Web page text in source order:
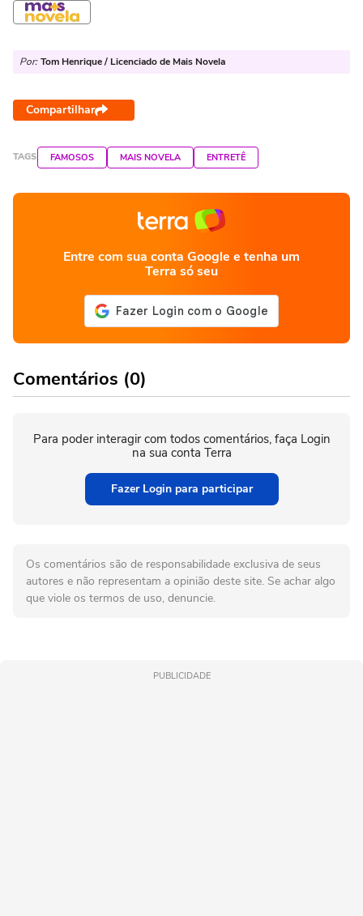
Por: Tom Henrique / Licenciado de Mais Novela
Compartilhar
TAGS FAMOSOS MAIS NOVELA ENTRETÊ
Entre com sua conta Google e tenha um
Terra só seu
Comentários (0)
Para poder interagir com todos comentários, faça Login
na sua conta Terra
Fazer Login para participar
Os comentários são de responsabilidade exclusiva de seus
autores e não representam a opinião deste site. Se achar algo
que viole os termos de uso, denuncie.
PUBLICIDADE